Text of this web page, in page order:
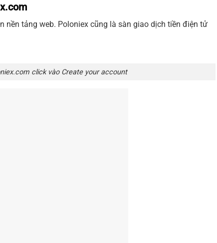
nền tảng web. Poloniex cũng là sàn giao dịch tiền điện tử
click vào Create your account